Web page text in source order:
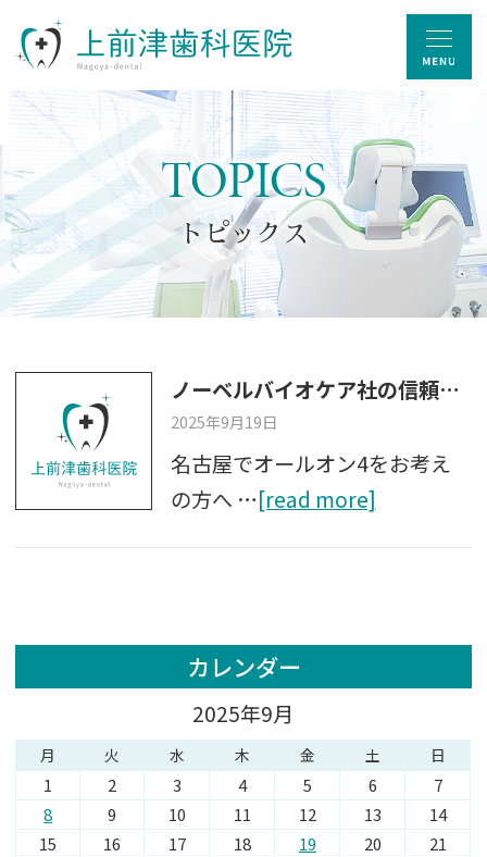
TOPICS
トピックス
ノーベルバイオケア社の信頼性と最新インプラント治療
2025年9月19日
名古屋でオールオン4をお考え
の方へ …[read more]
カレンダー
2025年9月
月 火 水 木 金 土 日
1 2 3 4 5 6
7
8
9 10 11 12 13
14
15
16 17 18 19 20
21